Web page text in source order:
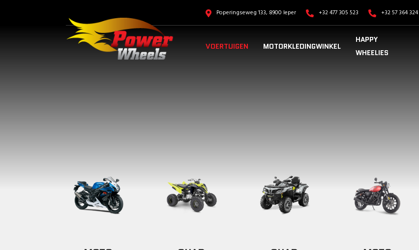
Poperingseweg 133, 8900 Ieper +32 477 305 523 +32 57 364 324
VOERTUIGEN MOTORKLEDINGWINKEL
HAPPY
WHEELIES
VOERTUIGEN